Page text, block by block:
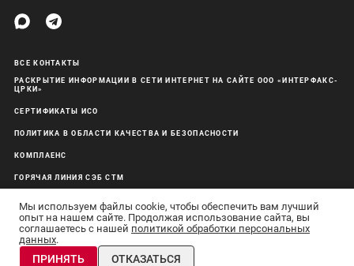
ВСЕ КОНТАКТЫ
РАСКРЫТИЕ ИНФОРМАЦИИ В СЕТИ ИНТЕРНЕТ НА САЙТЕ ООО «ИНТЕРФАКС-
ЦРКИ»
СЕРТИФИКАТЫ ИСО
ПОЛИТИКА В ОБЛАСТИ КАЧЕСТВА И БЕЗОПАСНОСТИ
КОМПЛАЕНС
ГОРЯЧАЯ ЛИНИЯ СЭБ СТМ
АО «Синара-Транспортные Машины» © 2011–26 Все права защищены
Мы используем файлы cookie, чтобы обеспечить вам лучший
опыт на нашем сайте. Продолжая использование сайта, вы
соглашаетесь с нашей политикой обработки персональных
данных.
ПРИНЯТЬ ОТКАЗАТЬСЯ